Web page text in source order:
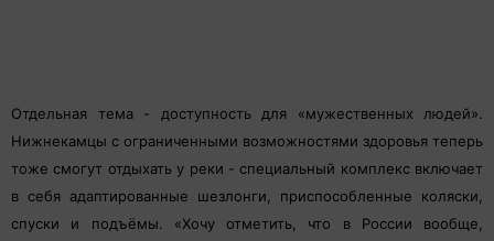
Отдельная тема - доступность для «мужественных людей».
Нижнекамцы с ограниченными возможностями здоровья теперь
тоже смогут отдыхать у реки - специальный комплекс включает
в себя адаптированные шезлонги, приспособленные коляски,
спуски и подъёмы. «Хочу отметить, что в России вообще,